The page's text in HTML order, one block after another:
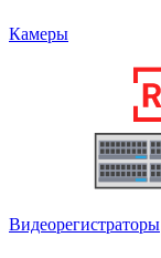
Камеры
Видеорегистраторы